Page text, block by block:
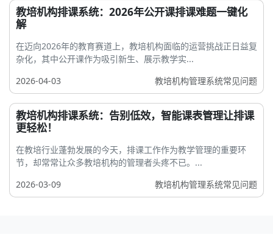
教培机构排课系统：2026年公开课排课难题一键化
解
在迈向2026年的教育赛道上，教培机构面临的运营挑战正日益复
杂化，其中公开课作为吸引新生、展示教学实...
2026-04-03
教培机构管理系统常见问题
教培机构排课系统：告别低效，智能课表管理让排课
更轻松！
在教培行业蓬勃发展的今天，排课工作作为教学管理的重要环
节，却常常让众多教培机构的管理者头疼不已。...
2026-03-09
教培机构管理系统常见问题